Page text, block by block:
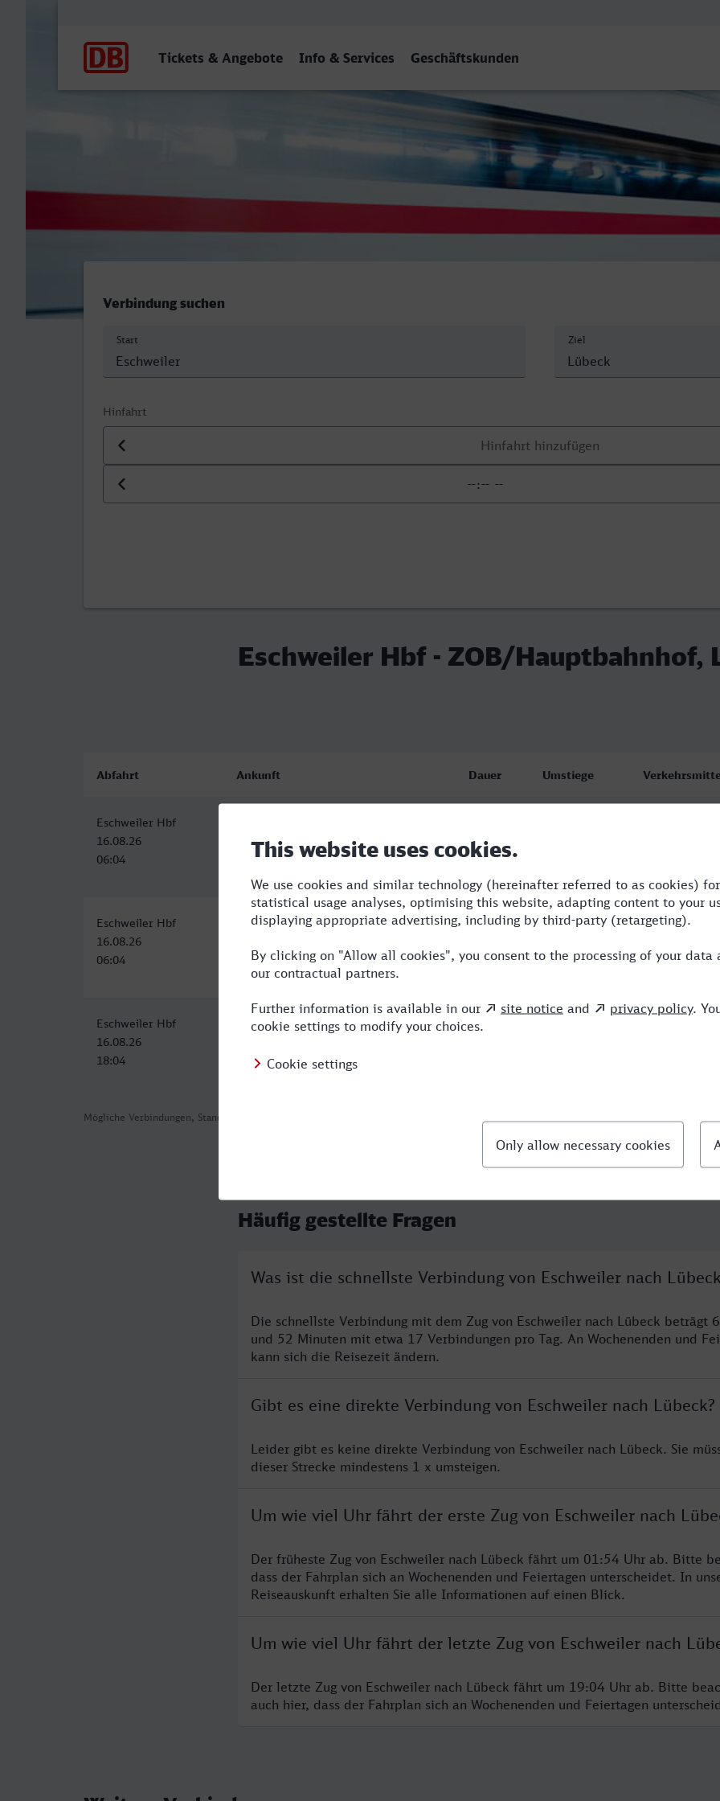
Tickets & Angebote Info & Services Geschäftskunden
Eschweiler Hbf - ZOB/Hauptbahnhof, Lübeck
Verbindung suchen
Start Ziel
Hinfahrt
Datum der Hinfahrt
Uhrzeit der Hinfahrt
Eschweiler Hbf - ZOB/Hauptbahnhof,
Mögliche Verbindungen, Stand: 2026-08-02 02:44
Abfahrt Ankunft Dauer Umstiege
Eschweiler Hbf
16.08.26
06:04
16.08.26
12:56
Eschweiler Hbf
16.08.26
06:04
ZOB/Hauptbahnhof, Lübeck
12:56
6:52 3 BUS,RE,NX,ICE
Eschweiler Hbf
16.08.26
18:04
ZOB/Hauptbahnhof, Lübeck
00:56
6:52
Häufig gestellte Fragen
Was ist die schnellste Verbindung von Eschweiler nach
Die schnellste Verbindung mit dem Zug von Eschweiler nach Lübeck beträgt
und 52 Minuten mit etwa 17 Verbindungen pro Tag. An Wochenenden und
kann sich die Reisezeit ändern.
Gibt es eine direkte Verbindung von Eschweiler nach Lübeck?
Leider gibt es keine direkte Verbindung von Eschweiler nach Lübeck. Sie
dieser Strecke mindestens 1 x umsteigen.
Um wie viel Uhr fährt der erste Zug von Eschweiler nach
Der früheste Zug von Eschweiler nach Lübeck fährt um 01:54 Uhr ab. Bitte
dass der Fahrplan sich an Wochenenden und Feiertagen unterscheidet. In
Reiseauskunft erhalten Sie alle Informationen auf einen Blick.
Um wie viel Uhr fährt der letzte Zug von Eschweiler nach
Der letzte Zug von Eschweiler nach Lübeck fährt um 19:04 Uhr ab. Bitte
auch hier, dass der Fahrplan sich an Wochenenden und Feiertagen